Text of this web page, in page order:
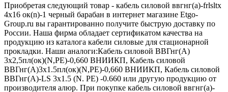
Приобретая следующий товар - кабель силовой ввгнг(а)-frlsltx
4х16 ок(n)-1 черный барабан в интернет магазине Etgo-
Group.ru вы гарантированно получите быструю доставку по
России. Наша фирма обладает сертификатом качества на
продукцию из каталога кабели силовые для стационарной
прокладки. Наши аналоги:Кабель силовой ВВГнг(А)
3х2,5пл(ок)(N,PE)-0,660 ВНИИКП, Кабель силовой
ВВГнг(А)3х1.5пл(ок)(N,PE)-0,660 ВНИИКП, Кабель силовой
ВВГнг(А)-LS 3х1.5 (N. PE) -0.660 или другую продукцию от
производителя алюр. При покупке кабель силовой ввгнг(а)-